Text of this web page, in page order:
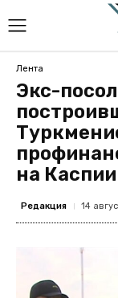
Лента
Экс-
на Каспии
Редакция 14